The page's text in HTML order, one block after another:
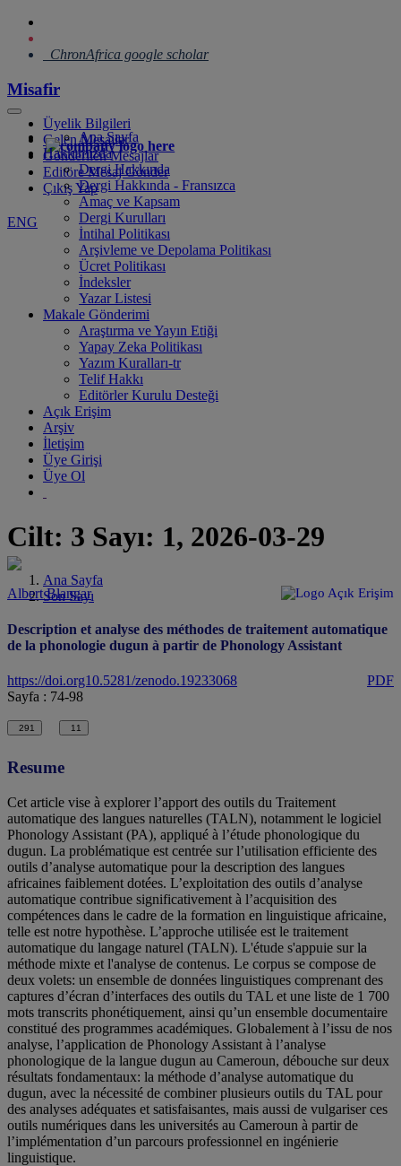
ChronAfrica google scholar
Misafir
Üyelik Bilgileri
Gelen Mesajlar
Gönderilen Mesajlar
Editöre Mesaj Gönder
Çıkış Yap
ENG
Ana Sayfa
Hakkımızda
Dergi Hakkında
Dergi Hakkında - Fransızca
Amaç ve Kapsam
Dergi Kurulları
İntihal Politikası
Arşivleme ve Depolama Politikası
Ücret Politikası
İndeksler
Yazar Listesi
Makale Gönderimi
Araştırma ve Yayın Etiği
Yapay Zeka Politikası
Yazım Kuralları-tr
Telif Hakkı
Editörler Kurulu Desteği
Açık Erişim
Arşiv
İletişim
Üye Girişi
Üye Ol
Cilt: 3 Sayı: 1, 2026-03-29
Ana Sayfa
Son Sayı
Albert Blangar Açık Erişim
Description et analyse des méthodes de traitement automatique
de la phonologie dugun à partir de Phonology Assistant
https://doi.org10.5281/zenodo.19233068
PDF
Sayfa : 74-98
291 11
Resume
Cet article vise à explorer l’apport des outils du Traitement
automatique des langues naturelles (TALN), notamment le logiciel
Phonology Assistant (PA), appliqué à l’étude phonologique du
dugun. La problématique est centrée sur l’utilisation efficiente des
outils d’analyse automatique pour la description des langues
africaines faiblement dotées. L’exploitation des outils d’analyse
automatique contribue significativement à l’acquisition des
compétences dans le cadre de la formation en linguistique africaine,
telle est notre hypothèse. L’approche utilisée est le traitement
automatique du langage naturel (TALN). L'étude s'appuie sur la
méthode mixte et l'analyse de contenus. Le corpus se compose de
deux volets: un ensemble de données linguistiques comprenant des
captures d’écran d’interfaces des outils du TAL et une liste de 1 700
mots transcrits phonétiquement, ainsi qu’un ensemble documentaire
constitué des programmes académiques. Globalement à l’issu de nos
analyse, l’application de Phonology Assistant à l’analyse
phonologique de la langue dugun au Cameroun, débouche sur deux
résultats fondamentaux: la méthode d’analyse automatique du
dugun, avec la nécessité de combiner plusieurs outils du TAL pour
des analyses adéquates et satisfaisantes, mais aussi de vulgariser ces
outils numériques dans les universités au Cameroun à partir de
l’implémentation d’un parcours professionnel en ingénierie
linguistique.